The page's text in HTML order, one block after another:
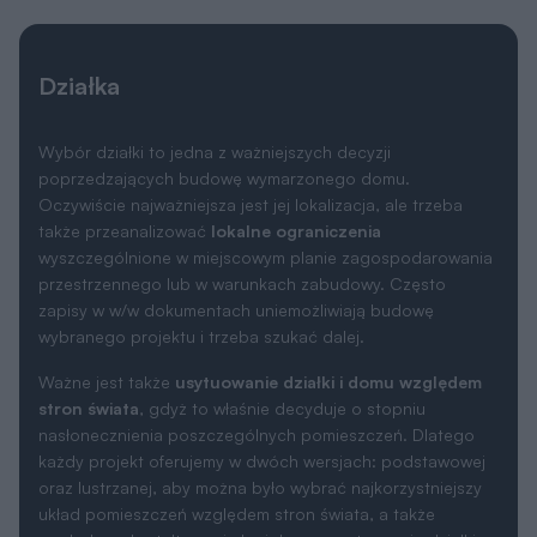
Działka
Wybór działki to jedna z ważniejszych decyzji
poprzedzających budowę wymarzonego domu.
Oczywiście najważniejsza jest jej lokalizacja, ale trzeba
także przeanalizować lokalne ograniczenia
wyszczególnione w miejscowym planie zagospodarowania
przestrzennego lub w warunkach zabudowy. Często
zapisy w w/w dokumentach uniemożliwiają budowę
wybranego projektu i trzeba szukać dalej.
Ważne jest także usytuowanie działki i domu względem
stron świata, gdyż to właśnie decyduje o stopniu
nasłonecznienia poszczególnych pomieszczeń. Dlatego
każdy projekt oferujemy w dwóch wersjach: podstawowej
oraz lustrzanej, aby można było wybrać najkorzystniejszy
układ pomieszczeń względem stron świata, a także